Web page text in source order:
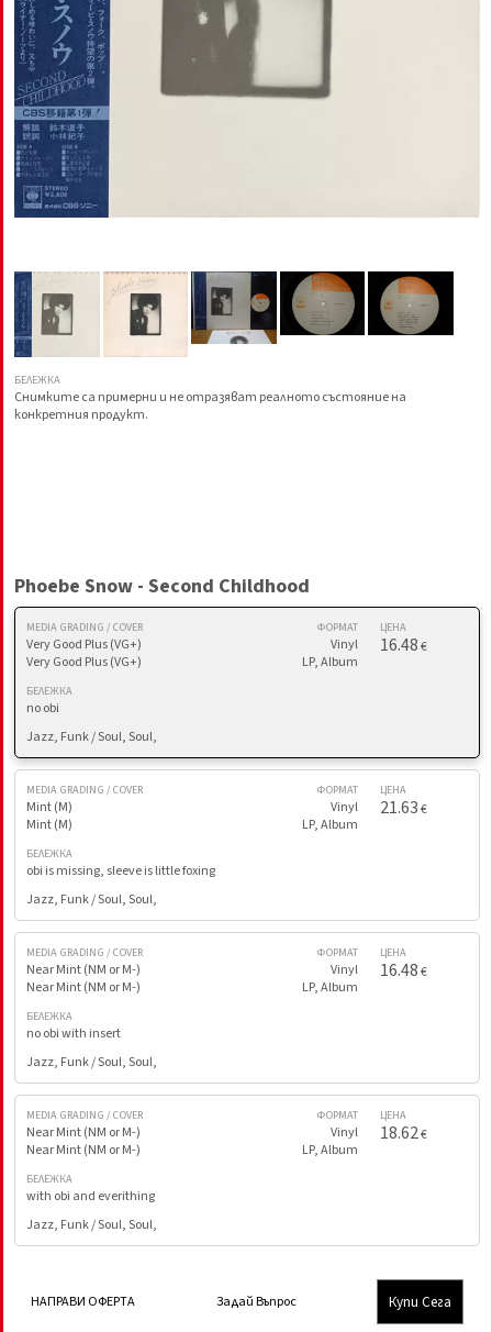
БЕЛЕЖКА
Снимките са примерни и не отразяват реалното състояние на
конкретния продукт.
Phoebe Snow - Second Childhood
MEDIA GRADING / COVER
Very Good Plus (VG+)
Very Good Plus (VG+)
ФОРМАТ
Vinyl
LP, Album
ЦЕНА
16.48€
БЕЛЕЖКА
no obi
Jazz, Funk / Soul, Soul,
MEDIA GRADING / COVER
Mint (M)
Mint (M)
ФОРМАТ
Vinyl
LP, Album
ЦЕНА
21.63€
БЕЛЕЖКА
obi is missing, sleeve is little foxing
Jazz, Funk / Soul, Soul,
MEDIA GRADING / COVER
Near Mint (NM or M-)
Near Mint (NM or M-)
ФОРМАТ
Vinyl
LP, Album
ЦЕНА
16.48€
БЕЛЕЖКА
no obi with insert
Jazz, Funk / Soul, Soul,
MEDIA GRADING / COVER
Near Mint (NM or M-)
Near Mint (NM or M-)
ФОРМАТ
Vinyl
LP, Album
ЦЕНА
18.62€
БЕЛЕЖКА
with obi and everithing
Jazz, Funk / Soul, Soul,
НАПРАВИ ОФЕРТА Задай Въпрос Купи Сега